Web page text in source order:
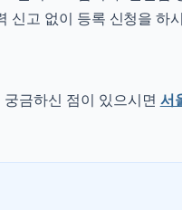
신고 없이 등록 신청을 하
금하신 점이 있으시면 서